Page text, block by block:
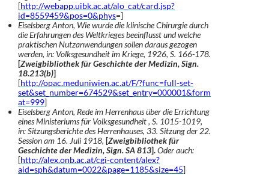
[http://webapp.uibk.ac.at/alo_cat/card.jsp?
id=8559459&pos=0&phys=]
Eiselsberg Anton, Wie wurde die klinische Chirurgie durch
die Erfahrungen des Weltkrieges beeinflusst und welche
praktischen Nutzanwendungen sollen daraus gezogen
werden, in: Volksgesundheit im Kriege, 1926, S. 166-178.
[Zweigbibliothek für Geschichte der Medizin, Sign.
18.213(b)]
[http://opac.meduniwien.ac.at/F/?func=full-set-
set&set_number=674529&set_entry=000001&form
at=999]
Eiselsberg Anton, Rede im Herrenhaus über die Errichtung
eines Ministeriums für Volksgesundheit , S. 1015-1019,
in: Sitzungsberichte des Herrenhauses, 33. Sitzung der 22.
Session am 16. Juli 1918, [Zweigbibliothek für
Geschichte der Medizin, Sign. SA 813].Oder auch:
[http://alex.onb.ac.at/cgi-content/alex?
aid=sph&datum=0022&page=1185&size=45]